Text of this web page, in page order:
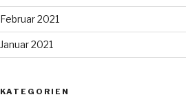
Februar 2021
Januar 2021
KATEGORIEN